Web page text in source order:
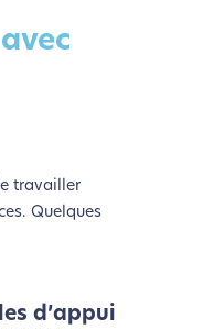
dans le cadre
dans son Mode
nos serveurs et vous
majeur de
!
travailler
Quelques
d’appui